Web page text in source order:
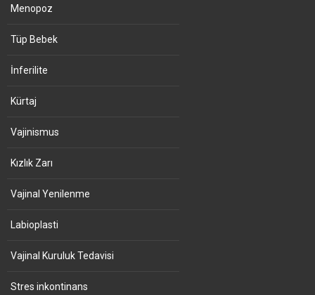
Menopoz
Tüp Bebek
İnferilite
Kürtaj
Vajinismus
Kızlık Zarı
Vajinal Yenilenme
Labioplasti
Vajinal Kuruluk Tedavisi
Stres inkontinans